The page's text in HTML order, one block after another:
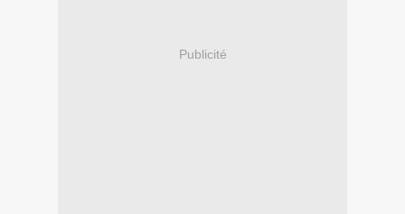
Publicité